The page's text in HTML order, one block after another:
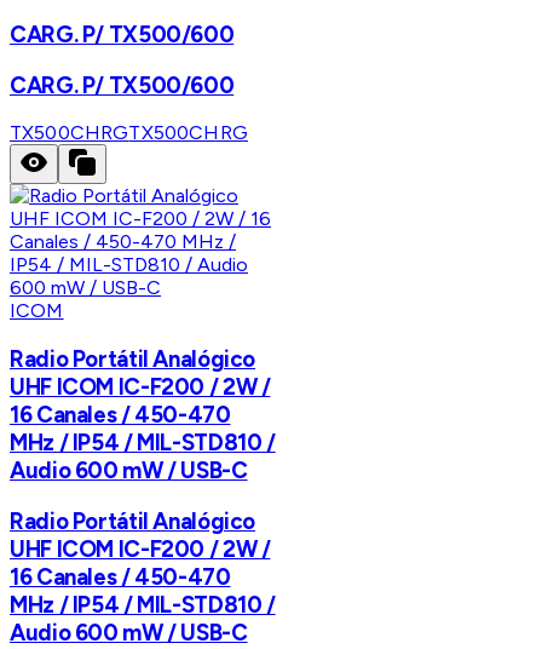
CARG. P/ TX500/600
CARG. P/ TX500/600
TX500CHRGTX500CHRG
ICOM
Radio Portátil Analógico
UHF ICOM IC-F200 / 2W /
16 Canales / 450-470
MHz / IP54 / MIL-STD810 /
Audio 600 mW / USB-C
Radio Portátil Analógico
UHF ICOM IC-F200 / 2W /
16 Canales / 450-470
MHz / IP54 / MIL-STD810 /
Audio 600 mW / USB-C